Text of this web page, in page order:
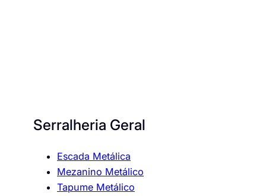
Serralheria Geral
Escada Metálica
Mezanino Metálico
Tapume Metálico